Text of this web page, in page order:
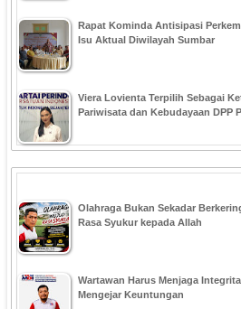
Rapat Kominda Antisipasi
Isu Aktual Diwilayah Sumbar
Viera Lovienta Terpilih Sebagai
Pariwisata dan Kebudayaan DPP
Olahraga Bukan Sekadar
Rasa Syukur kepada Allah
Wartawan Harus Menjaga
Mengejar Keuntungan